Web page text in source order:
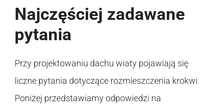
Najczęściej zadawane
pytania
Przy projektowaniu dachu wiaty pojawiają się
liczne pytania dotyczące rozmieszczenia krokwi.
Poniżej przedstawiamy odpowiedzi na